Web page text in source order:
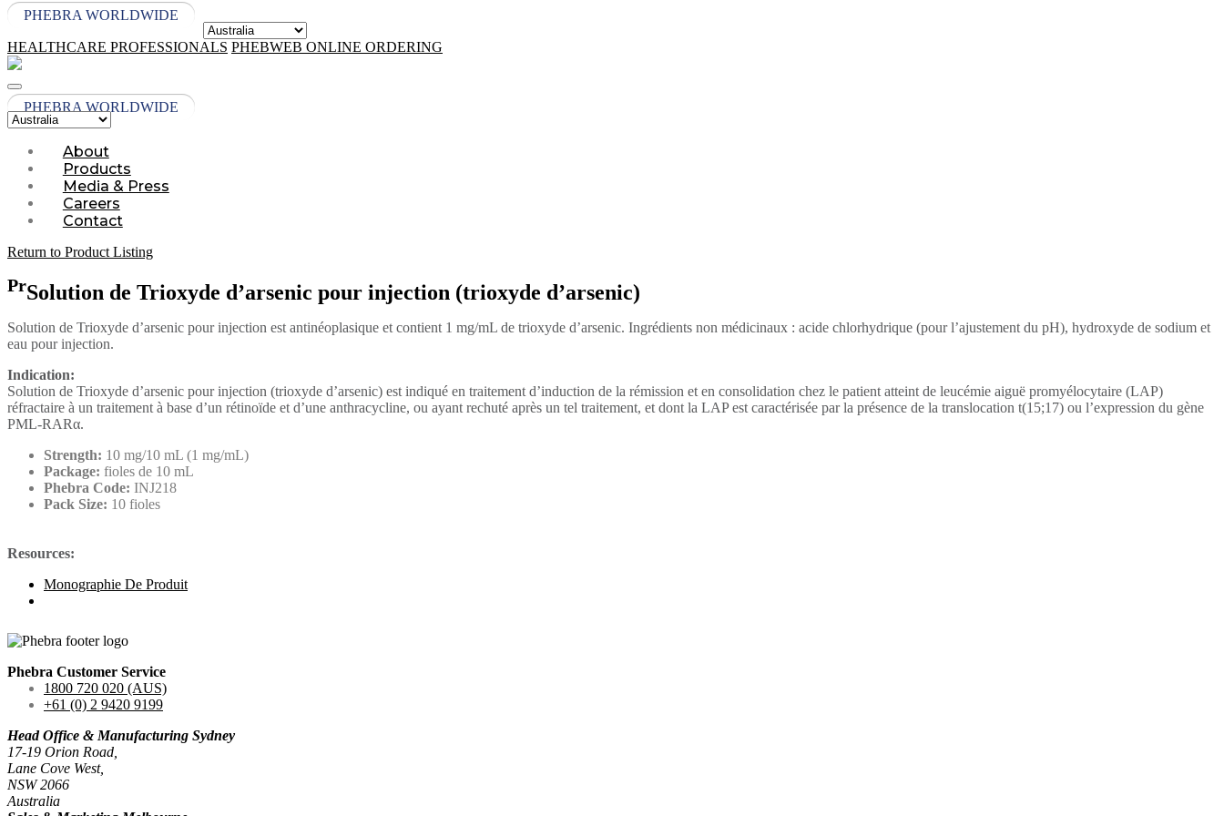
PHEBRA WORLDWIDE
HEALTHCARE PROFESSIONALS PHEBWEB ONLINE ORDERING
PHEBRA WORLDWIDE
About
Products
Media & Press
Careers
Contact
Return to Product Listing
PrSolution de Trioxyde d’arsenic pour injection (trioxyde d’arsenic)
Solution de Trioxyde d’arsenic pour injection est antinéoplasique et contient 1 mg/mL de trioxyde d’arsenic. Ingrédients non médicinaux : acide chlorhydrique (pour l’ajustement du pH), hydroxyde de sodium et
eau pour injection.
Indication:
Solution de Trioxyde d’arsenic pour injection (trioxyde d’arsenic) est indiqué en traitement d’induction de la rémission et en consolidation chez le patient atteint de leucémie aiguë promyélocytaire (LAP)
réfractaire à un traitement à base d’un rétinoïde et d’une anthracycline, ou ayant rechuté après un tel traitement, et dont la LAP est caractérisée par la présence de la translocation t(15;17) ou l’expression du gène
PML-RARα.
Strength: 10 mg/10 mL (1 mg/mL)
Package: fioles de 10 mL
Phebra Code: INJ218
Pack Size: 10 fioles
Resources:
Monographie De Produit
Phebra Customer Service
1800 720 020 (AUS)
+61 (0) 2 9420 9199
Head Office & Manufacturing Sydney
17-19 Orion Road,
Lane Cove West,
NSW 2066
Australia